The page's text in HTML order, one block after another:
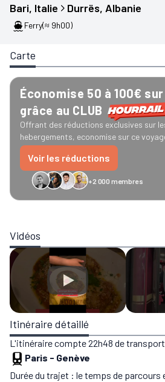
Bari, Italie Durrës, Albanie
Ferry(≈ 9h00)
Carte
Économise 50 à 100€
grâce au CLUB
Offrant des réductions exclusives sur
hebergements, economise sur ce
Voir les réductions
+2 000 membres
GreenGo Caledonian
Vidéos
Itinéraire détaillé
L'itinéraire compte 22h48 de
Paris - Genève
Durée du trajet : le temps de parcours